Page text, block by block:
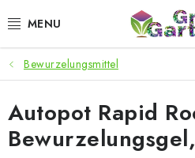
Inhalt
ANGEBOTE
LED PFLANZENLAMPEN
ANBAUBEDARF FÜR DEN
Bewurzelungsmittel
Autopot Rapid